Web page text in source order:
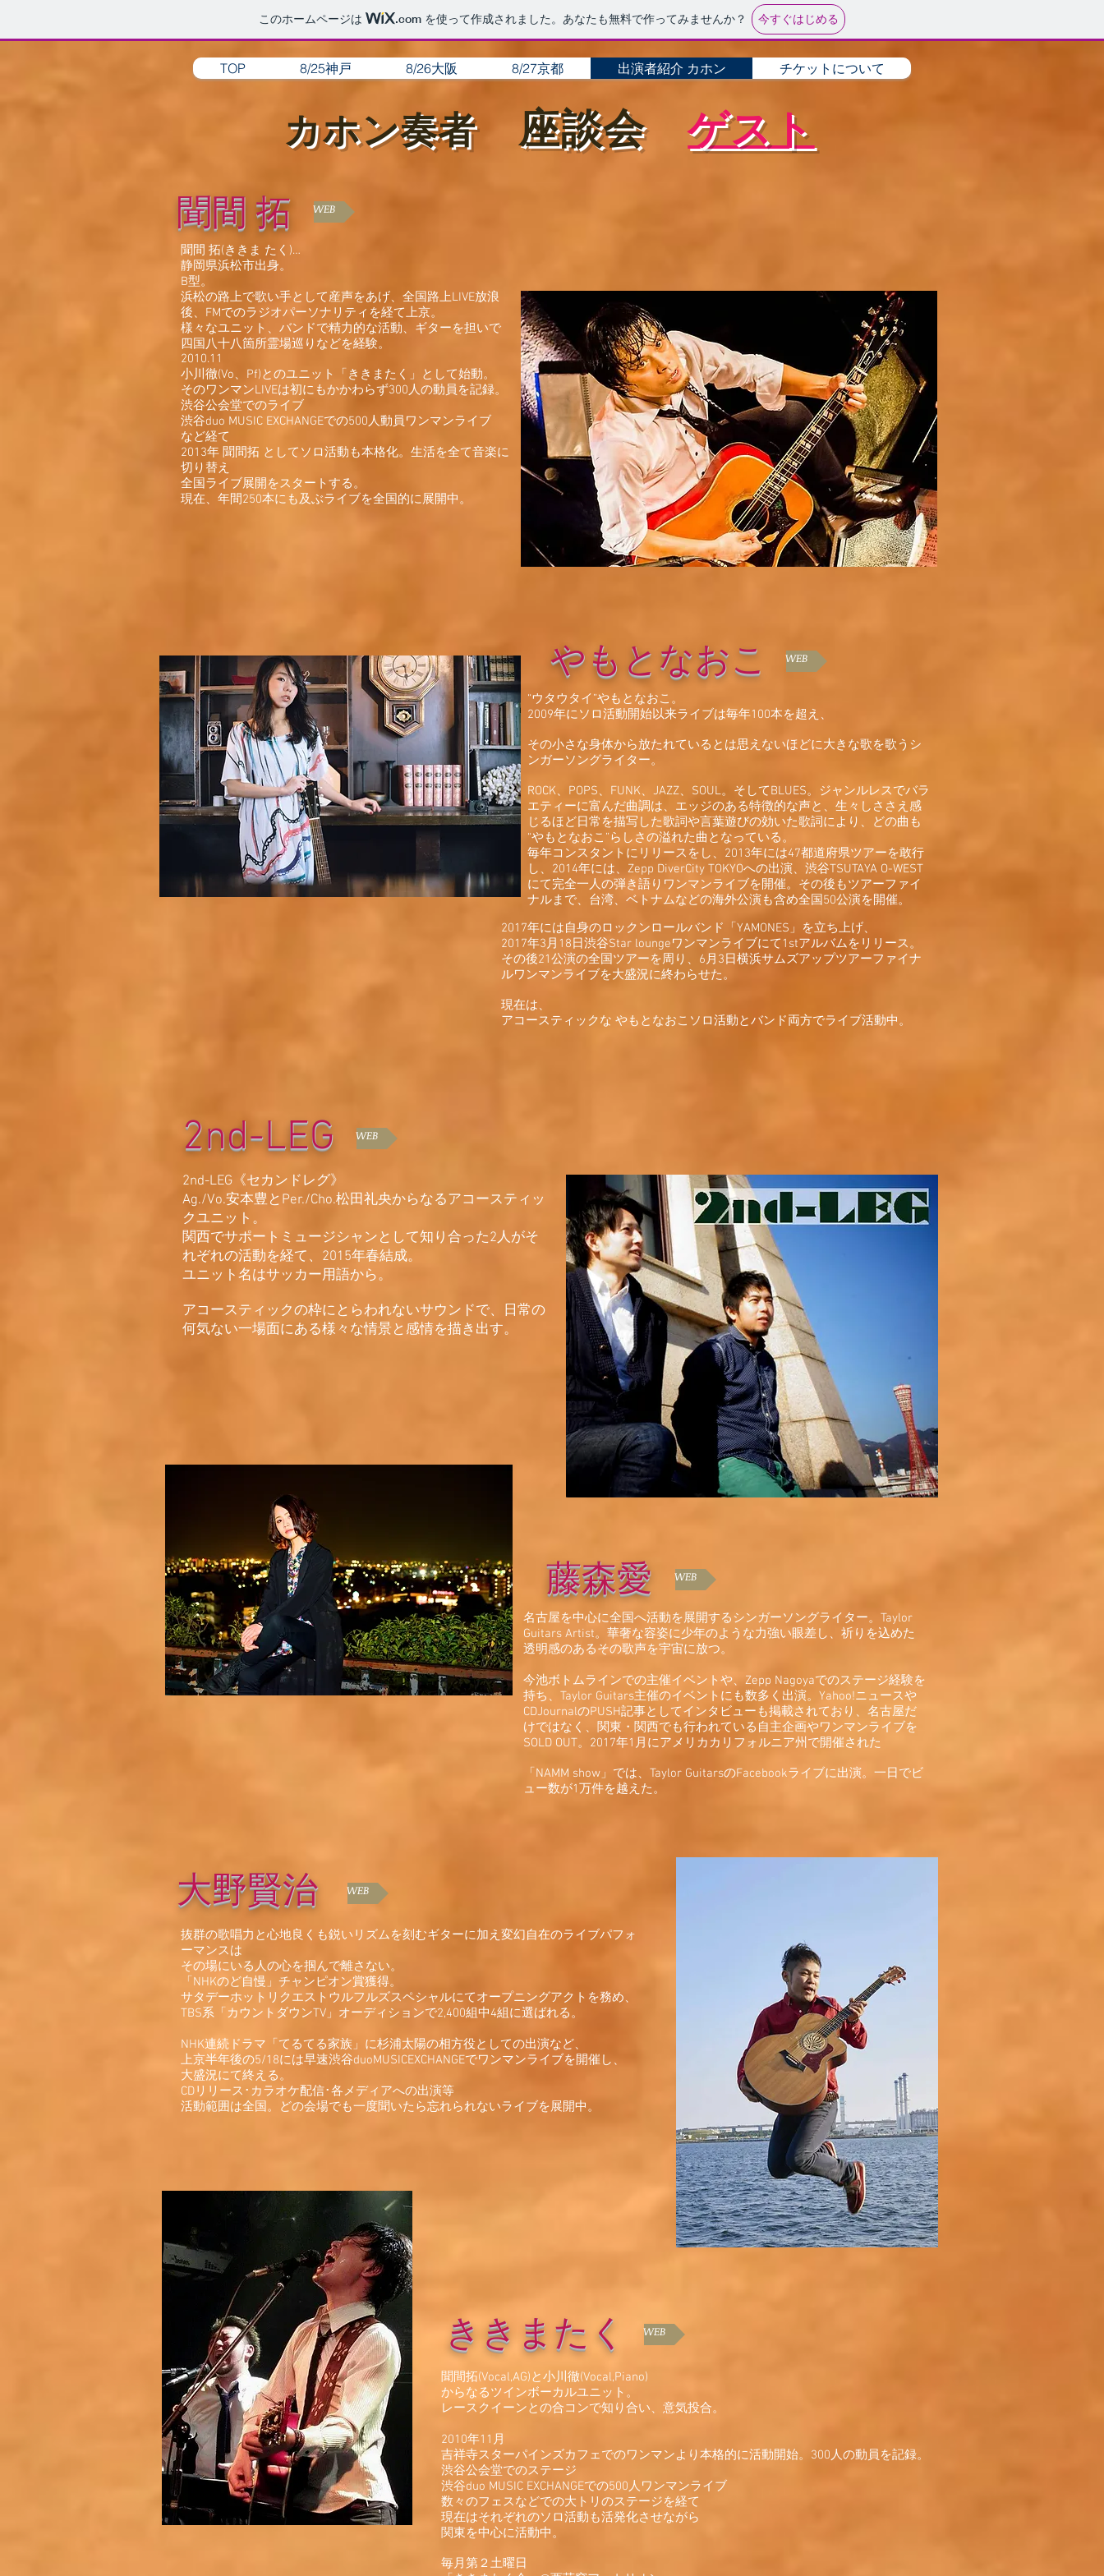
このホームページは .com を使って作成されました。あなたも無料で作ってみませんか？ 今すぐはじめる
TOP 8/25神戸 8/26大阪 8/27京都 出演者紹介 カホン チケットについて
カホン奏者 座談会 ゲスト
聞間 拓
聞間 拓(ききま たく)…
静岡県浜松市出身。
B型。
浜松の路上で歌い手として産声をあげ、全国路上LIVE放浪
後、FMでのラジオパーソナリティを経て上京。
様々なユニット、バンドで精力的な活動、ギターを担いで
四国八十八箇所霊場巡りなどを経験。
2010.11
小川徹(Vo、Pf)とのユニット「ききまたく」として始動。
そのワンマンLIVEは初にもかかわらず300人の動員を記録。
渋谷公会堂でのライブ
渋谷duo MUSIC EXCHANGEでの500人動員ワンマンライブ
など経て
2013年 聞間拓 としてソロ活動も本格化。生活を全て音楽に
切り替え
全国ライブ展開をスタートする。
現在、年間250本にも及ぶライブを全国的に展開中。
WEB
WEB
“ウタウタイ”やもとなおこ。
2009年にソロ活動開始以来ライブは毎年100本を超え、
その小さな身体から放たれているとは思えないほどに大きな歌を歌うシ
ンガーソングライター。
ROCK、POPS、FUNK、JAZZ、SOUL。そしてBLUES。ジャンルレスでバラ
エティーに富んだ曲調は、エッジのある特徴的な声と、生々しささえ感
じるほど日常を描写した歌詞や言葉遊びの効いた歌詞により、どの曲も
“やもとなおこ”らしさの溢れた曲となっている。
毎年コンスタントにリリースをし、2013年には47都道府県ツアーを敢行
し、2014年には、Zepp DiverCity TOKYOへの出演、渋谷TSUTAYA O-WEST
にて完全一人の弾き語りワンマンライブを開催。その後もツアーファイ
ナルまで、台湾、ベトナムなどの海外公演も含め全国50公演を開催。
やもとなおこ
2017年には自身のロックンロールバンド「YAMONES」を立ち上げ、
2017年3月18日渋谷Star loungeワンマンライブにて1stアルバムをリリース。
その後21公演の全国ツアーを周り、6月3日横浜サムズアップツアーファイナ
ルワンマンライブを大盛況に終わらせた。
現在は、
アコースティックな やもとなおこソロ活動とバンド両方でライブ活動中。
WEB
2nd-LEG《セカンドレグ》
Ag./Vo.安本豊とPer./Cho.松田礼央からなるアコースティッ
クユニット。
関西でサポートミュージシャンとして知り合った2人がそ
れぞれの活動を経て、2015年春結成。
ユニット名はサッカー用語から。
アコースティックの枠にとらわれないサウンドで、日常の
何気ない一場面にある様々な情景と感情を描き出す。
2nd-LEG
WEB
名古屋を中心に全国へ活動を展開するシンガーソングライター。Taylor
Guitars Artist。華奢な容姿に少年のような力強い眼差し、祈りを込めた
透明感のあるその歌声を宇宙に放つ。
今池ボトムラインでの主催イベントや、Zepp Nagoyaでのステージ経験を
持ち、Taylor Guitars主催のイベントにも数多く出演。Yahoo!ニュースや
CDJournalのPUSH記事としてインタビューも掲載されており、名古屋だ
けではなく、関東・関西でも行われている自主企画やワンマンライブを
SOLD OUT。2017年1月にアメリカカリフォルニア州で開催された
「NAMM show」では、Taylor GuitarsのFacebookライブに出演。一日でビ
ュー数が1万件を越えた。
藤森愛
WEB
抜群の歌唱力と心地良くも鋭いリズムを刻むギターに加え変幻自在のライブパフォ
ーマンスは
その場にいる人の心を掴んで離さない。
「NHKのど自慢」チャンピオン賞獲得。
サタデーホットリクエストウルフルズスペシャルにてオープニングアクトを務め、
TBS系「カウントダウンTV」オーディションで2,400組中4組に選ばれる。
NHK連続ドラマ「てるてる家族」に杉浦太陽の相方役としての出演など、
上京半年後の5/18には早速渋谷duoMUSICEXCHANGEでワンマンライブを開催し、
大盛況にて終える。
CDリリース･カラオケ配信･各メディアへの出演等
活動範囲は全国。どの会場でも一度聞いたら忘れられないライブを展開中。
大野賢治
WEB
聞間拓(Vocal,AG)と小川徹(Vocal,Piano)
からなるツインボーカルユニット。
レースクイーンとの合コンで知り合い、意気投合。
2010年11月
吉祥寺スターパインズカフェでのワンマンより本格的に活動開始。300人の動員を記録。
渋谷公会堂でのステージ
渋谷duo MUSIC EXCHANGEでの500人ワンマンライブ
数々のフェスなどでの大トリのステージを経て
現在はそれぞれのソロ活動も活発化させながら
関東を中心に活動中。
毎月第２土曜日
ききまたく